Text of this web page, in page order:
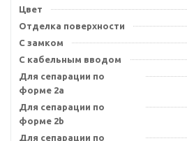
Цвет
Отделка поверхности
С замком
С кабельным вводом
Для сепарации по
форме 2a
Для сепарации по
форме 2b
Для сепарации по